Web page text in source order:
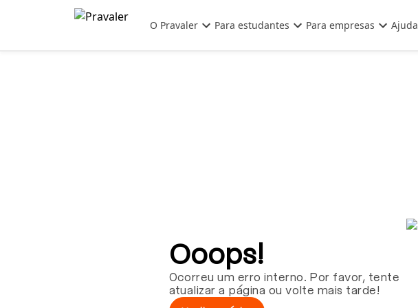
Pular para o conteúdo principal
O Pravaler Para estudantes Para empresas Ajuda
Ooops!
Ocorreu um erro interno. Por favor, tente
atualizar a página ou volte mais tarde!